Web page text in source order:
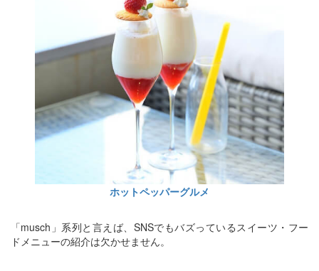
ホットペッパーグルメ
「musch」系列と言えば、SNSでもバズっているスイーツ・フー
ドメニューの紹介は欠かせません。